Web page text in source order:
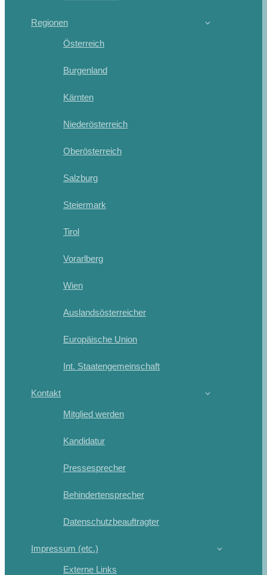
Regionen
Österreich
Burgenland
Kärnten
Niederösterreich
Oberösterreich
Salzburg
Steiermark
Tirol
Vorarlberg
Wien
Auslandsösterreicher
Europäische Union
Int. Staatengemeinschaft
Kontakt
Mitglied werden
Kandidatur
Pressesprecher
Behindertensprecher
Datenschutzbeauftragter
Impressum (etc.)
Externe Links